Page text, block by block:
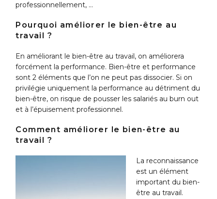
professionnellement, …
Pourquoi améliorer le bien-être au
travail ?
En améliorant le bien-être au travail, on améliorera
forcément la performance. Bien-être et performance
sont 2 éléments que l’on ne peut pas dissocier. Si on
privilégie uniquement la performance au détriment du
bien-être, on risque de pousser les salariés au burn out
et à l’épuisement professionnel.
Comment améliorer le bien-être au
travail ?
La reconnaissance
est un élément
important du bien-
être au travail.